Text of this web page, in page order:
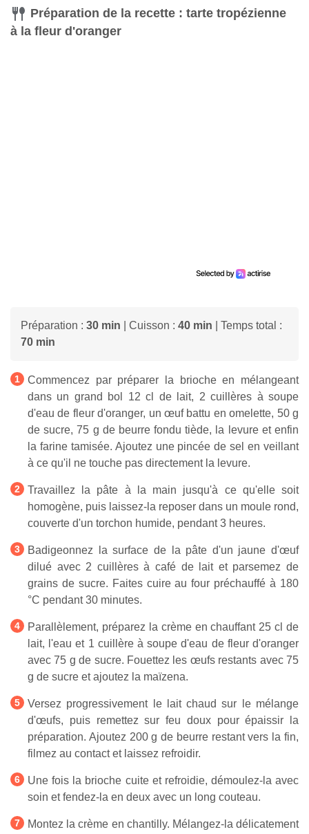
Préparation de la recette : tarte tropézienne
à la fleur d'oranger
Préparation : 30 min | Cuisson : 40 min | Temps total :
70 min
Commencez par préparer la brioche en mélangeant
dans un grand bol 12 cl de lait, 2 cuillères à soupe
d'eau de fleur d'oranger, un œuf battu en omelette, 50 g
de sucre, 75 g de beurre fondu tiède, la levure et enfin
la farine tamisée. Ajoutez une pincée de sel en veillant
à ce qu'il ne touche pas directement la levure.
Travaillez la pâte à la main jusqu'à ce qu'elle soit
homogène, puis laissez-la reposer dans un moule rond,
couverte d'un torchon humide, pendant 3 heures.
Badigeonnez la surface de la pâte d'un jaune d'œuf
dilué avec 2 cuillères à café de lait et parsemez de
grains de sucre. Faites cuire au four préchauffé à 180
°C pendant 30 minutes.
Parallèlement, préparez la crème en chauffant 25 cl de
lait, l'eau et 1 cuillère à soupe d'eau de fleur d'oranger
avec 75 g de sucre. Fouettez les œufs restants avec 75
g de sucre et ajoutez la maïzena.
Versez progressivement le lait chaud sur le mélange
d'œufs, puis remettez sur feu doux pour épaissir la
préparation. Ajoutez 200 g de beurre restant vers la fin,
filmez au contact et laissez refroidir.
Une fois la brioche cuite et refroidie, démoulez-la avec
soin et fendez-la en deux avec un long couteau.
Montez la crème en chantilly. Mélangez-la délicatement